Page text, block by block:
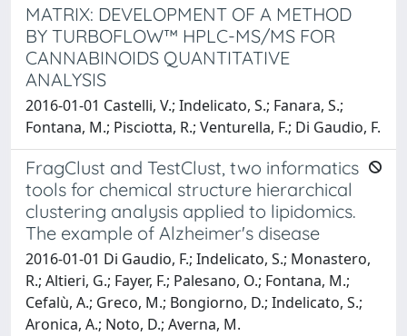
MATRIX: DEVELOPMENT OF A METHOD
BY TURBOFLOW™ HPLC-MS/MS FOR
CANNABINOIDS QUANTITATIVE
ANALYSIS
2016-01-01 Castelli, V.; Indelicato, S.; Fanara, S.;
Fontana, M.; Pisciotta, R.; Venturella, F.; Di Gaudio, F.
FragClust and TestClust, two informatics
tools for chemical structure hierarchical
clustering analysis applied to lipidomics.
The example of Alzheimer's disease
2016-01-01 Di Gaudio, F.; Indelicato, S.; Monastero,
R.; Altieri, G.; Fayer, F.; Palesano, O.; Fontana, M.;
Cefalù, A.; Greco, M.; Bongiorno, D.; Indelicato, S.;
Aronica, A.; Noto, D.; Averna, M.